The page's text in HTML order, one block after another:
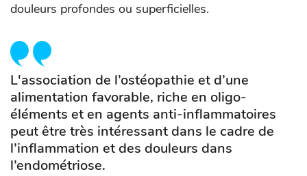
douleurs profondes ou superficielles.
L'association de l’ostéopathie et d’une
alimentation favorable, riche en oligo-
éléments et en agents anti-inflammatoires
peut être très intéressant dans le cadre de
l’inflammation et des douleurs dans
l’endométriose.